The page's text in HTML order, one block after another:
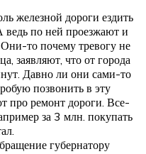
железной дороги ездить
ведь по ней проезжают и
то почему тревогу не
заявляют, что от города
Давно ли они сами-то
позвонить в эту
про ремонт дороги. Все-
за 3 млн. покупать
губернатору